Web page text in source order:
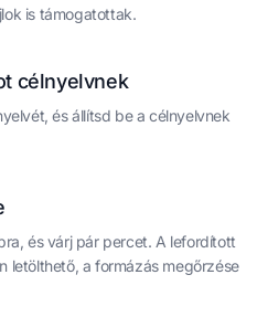
is támogatottak.
célnyelvnek
és állítsd be a célnyelvnek
és várj pár percet. A lefordított
letölthető, a formázás megőrzése